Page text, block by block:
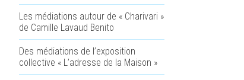
Les médiations autour de « Charivari »
de Camille Lavaud Benito
Des médiations de l’exposition
collective « L’adresse de la Maison »